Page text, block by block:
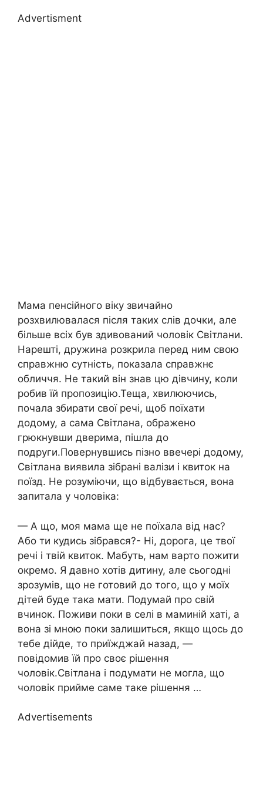
Advertisment
Мама пенсійного віку звичайно
розхвилювалася після таких слів дочки, але
більше всіх був здивований чоловік Світлани.
Нарешті, дружина розкрила перед ним свою
справжню сутність, показала справжнє
обличчя. Не такий він знав цю дівчину, коли
робив їй пропозицію.Теща, хвилюючись,
почала збирати свої речі, щоб поїхати
додому, a сама Світлана, ображено
грюкнувши дверима, пішла до
подруги.Повернувшись пізно ввечері додому,
Світлана виявила зібрані валізи і квиток на
поїзд. Не розуміючи, що відбувається, вона
запитала y чоловіка:
— А що, моя мама ще не поїхала від нас?
Або ти кудись зібрався?- Ні, дорога, це твої
речі і твій квиток. Мабуть, нам варто пожити
окремо. Я давно хотів дитину, але сьогодні
зрозумів, що не готовий до того, що y моїх
дітей буде така мати. Подумай про свій
вчинок. Поживи поки в селі в маминій хаті, a
вона зі мною поки залишиться, якщо щось до
тебе дійде, то приїжджай назад, —
повідомив їй про своє рішення
чоловік.Світлана і подумати не могла, що
чоловік прийме саме таке рішення …
Advertisements